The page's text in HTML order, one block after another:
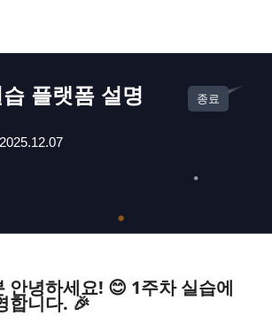
종료
플랫폼 설명
2025.12.07
안녕하세요! 😊 1주차 실습에
합니다. 🎉